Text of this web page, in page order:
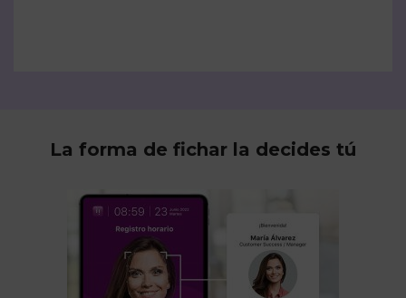
La forma de fichar la decides tú